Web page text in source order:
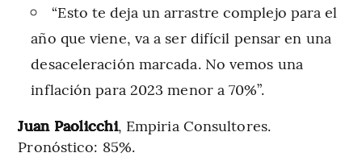
“Esto te deja un arrastre complejo para el
año que viene, va a ser difícil pensar en una
desaceleración marcada. No vemos una
inflación para 2023 menor a 70%”.
Juan Paolicchi, Empiria Consultores.
Pronóstico: 85%.